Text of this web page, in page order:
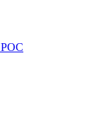
POC